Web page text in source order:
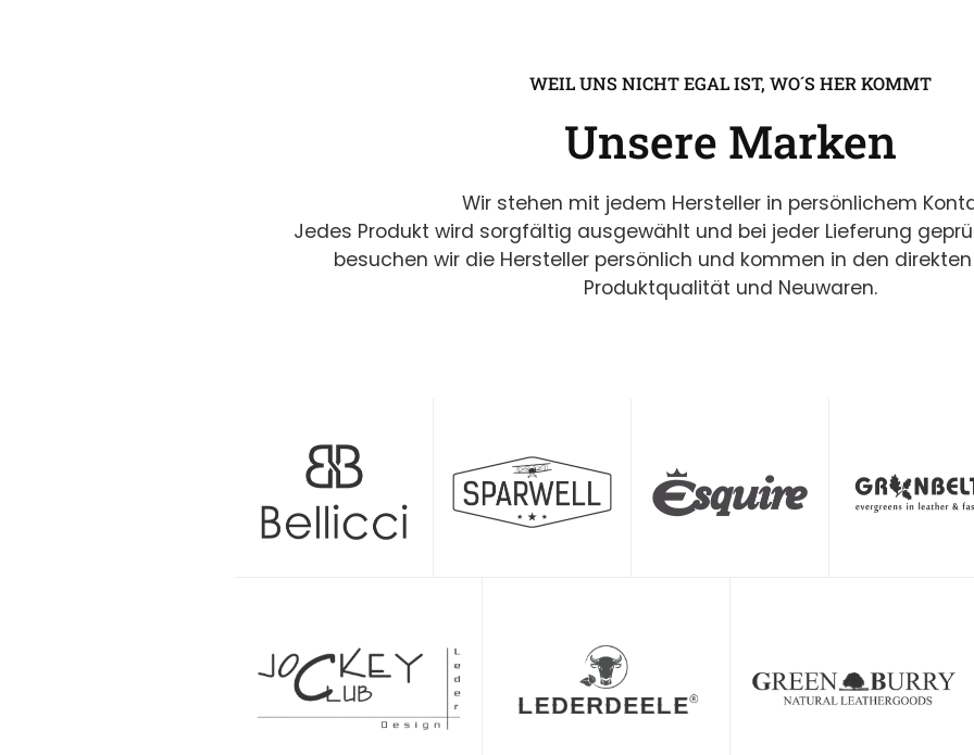
WEIL UNS NICHT EGAL IST, WO´S HER KOMMT
Unsere Marken
Wir stehen mit jedem Hersteller in persönlichem
Jedes Produkt wird sorgfältig ausgewählt und bei jeder Lieferung
besuchen wir die Hersteller persönlich und kommen in den
Produktqualität und Neuwaren.